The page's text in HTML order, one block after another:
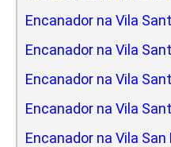
Encanador na Vila
Encanador na Vila
Encanador na Vila
Encanador na Vila
Encanador na Vila